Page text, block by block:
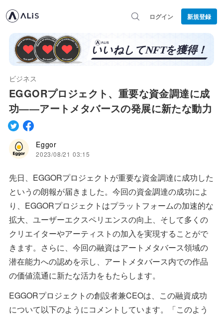
ログイン 新規登録
ビジネス
EGGORプロジェクト、重要な資金調達に成
功――アートメタバースの発展に新たな動力
Eggor
2023/08/21 03:15
先日、EGGORプロジェクトが重要な資金調達に成功した
というの朗報が届きました。今回の資金調達の成功によ
り、EGGORプロジェクトはプラットフォームの加速的な
拡大、ユーザーエクスペリエンスの向上、そして多くの
クリエイターやアーティストの加入を実現することがで
きます。さらに、今回の融資はアートメタバース領域の
潜在能力への認めを示し、アートメタバース内での作品
の価値流通に新たな活力をもたらします。
EGGORプロジェクトの創設者兼CEOは、この融資成功
について以下のようにコメントしています。「このよう